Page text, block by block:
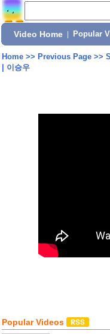
Video Home Popular
Home>> Previous Page>>
| 이승우
Popular Videos